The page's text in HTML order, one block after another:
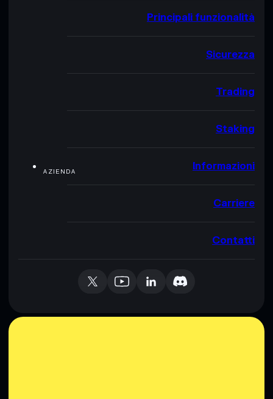
Principali funzionalità
Sicurezza
Trading
Staking
AZIENDA Informazioni
Carriere
Contatti